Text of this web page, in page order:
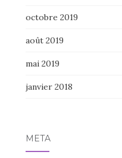
octobre 2019
août 2019
mai 2019
janvier 2018
META